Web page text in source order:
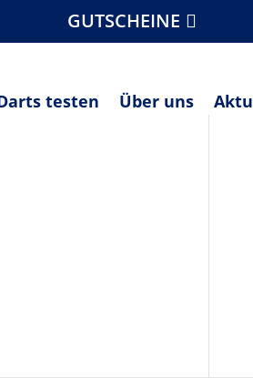
GUTSCHEINE
testen Über uns